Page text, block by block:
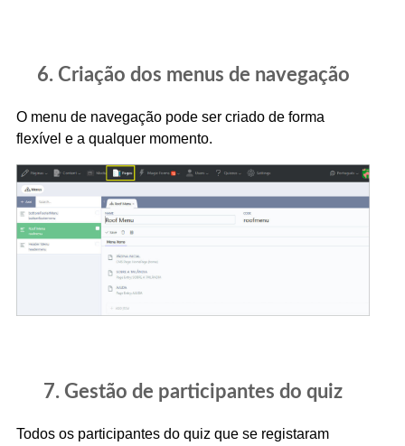
6. Criação dos menus de navegação
O menu de navegação pode ser criado de forma
flexível e a qualquer momento.
7. Gestão de participantes do quiz
Todos os participantes do quiz que se registaram